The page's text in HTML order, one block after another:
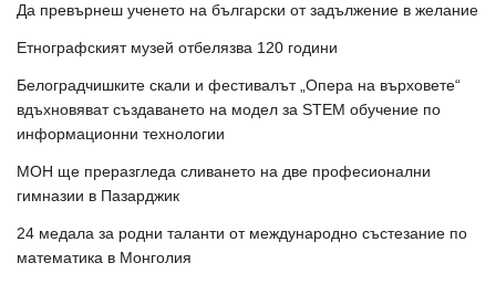
Да превърнеш ученето на български от задължение в желание
Етнографският музей отбелязва 120 години
Белоградчишките скали и фестивалът „Опера на върховете“
вдъхновяват създаването на модел за STEM обучение по
информационни технологии
МОН ще преразгледа сливането на две професионални
гимназии в Пазарджик
24 медала за родни таланти от международно състезание по
математика в Монголия